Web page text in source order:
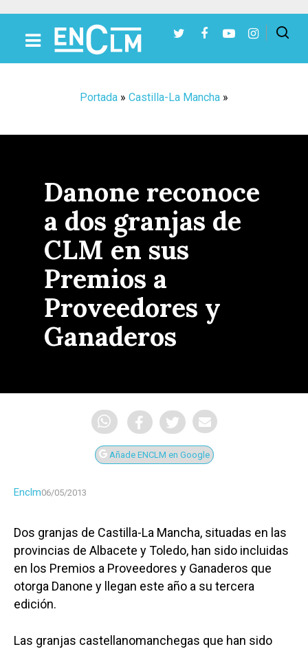
Portada » Castilla-La Mancha »
Danone reconoce
a dos granjas de
CLM en sus
Premios a
Proveedores y
Ganaderos
Añade ENCLM en Google
Enclm06/05/2013
Dos granjas de Castilla-La Mancha, situadas en las
provincias de Albacete y Toledo, han sido incluidas
en los Premios a Proveedores y Ganaderos que
otorga Danone y llegan este año a su tercera
edición.
Las granjas castellanomanchegas que han sido